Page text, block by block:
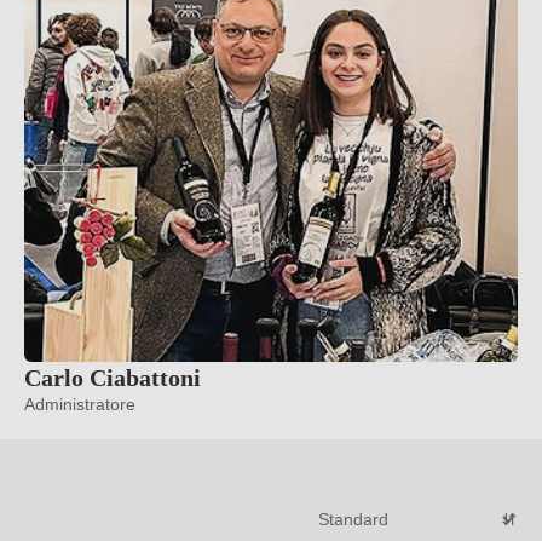
Carlo Ciabattoni
Administratore